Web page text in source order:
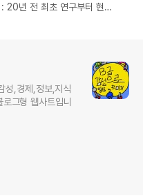
: 20년 전 최초 연구부터 현재,
,경제,정보,지식
그형 웹사트입니